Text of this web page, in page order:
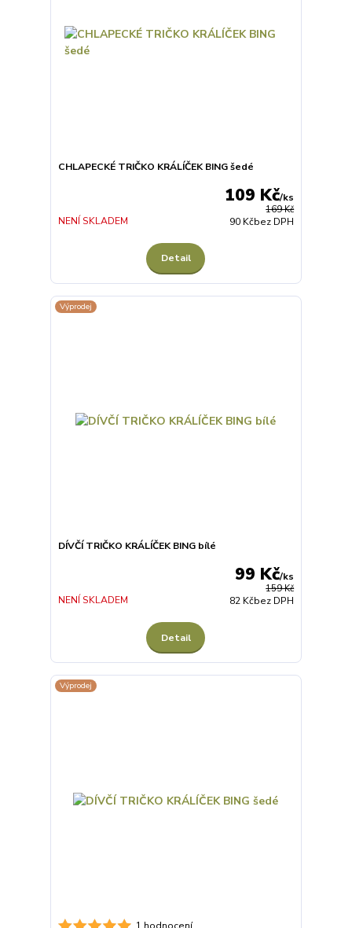
CHLAPECKÉ TRIČKO KRÁLÍČEK BING šedé
169 Kč
109 Kč/ks
90 Kčbez DPH
NENÍ SKLADEM
Detail
Výprodej
DÍVČÍ TRIČKO KRÁLÍČEK BING bílé
159 Kč
99 Kč/ks
82 Kčbez DPH
NENÍ SKLADEM
Detail
Výprodej
1 hodnocení